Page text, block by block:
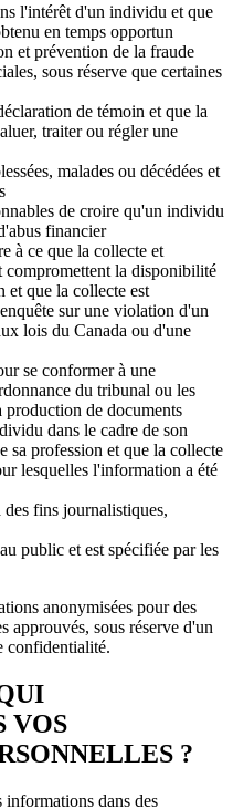
l'intérêt d'un individu et que
en temps opportun
et prévention de la fraude
sous réserve que certaines
de témoin et que la
traiter ou régler une
malades ou décédées et
de croire qu'un individu
financier
à ce que la collecte et
compromettent la disponibilité
que la collecte est
sur une violation d'un
lois du Canada ou d'une
se conformer à une
du tribunal ou les
production de documents
dans le cadre de son
sa profession et que la collecte
lesquelles l'information a été
fins journalistiques,
public et est spécifiée par les
anonymisées pour des
approuvés, sous réserve d'un
confidentialité.
VOS
?
dans des